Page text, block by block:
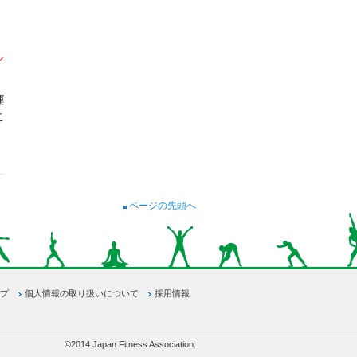
ページの先頭へ
個人情報の取り扱いについて 採用情報
©2014 Japan Fitness Association.